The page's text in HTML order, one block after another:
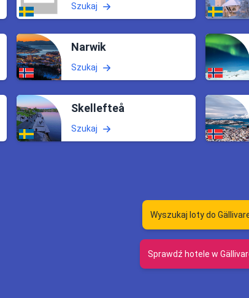
Szukaj
Narwik
Szukaj
Skellefteå
Szukaj
Wyszukaj loty do
Sprawdź hotele w